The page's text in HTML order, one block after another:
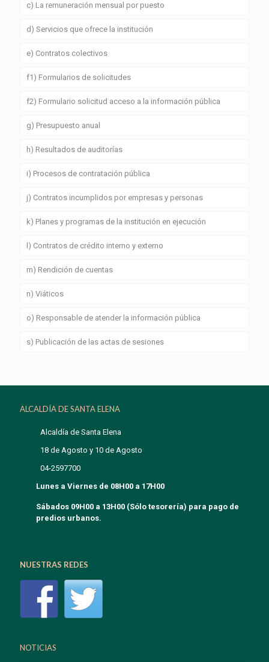
c) La remuneración mensual por puesto
d) Servicios que ofrece la institución
e) Contratos colectivos
f1) Formularios de solicitudes
f2) Formulario solicitud acceso a la información pública
g) Presupuesto anual
h) Resultados de auditorías
i) Procesos de contratación pública
j) Contratos incumplidos por empresas y personas
k) Planes y programas de la institución en ejecución
l) Contratos de crédito interno y externo
m) Rendición de cuentas
n) Viáticos
o) Responsable de atender la información pública
s) Publicación de las actas de sesiones
ALCALDÍA DE SANTA ELENA
Alcaldía de Santa Elena
18 de Agosto y 10 de Agosto
04-2597700
Lunes a Viernes de 08H00 a 17H00
Sábados 09H00 a 13H00 (Sólo tesorería) para pago de
predios urbanos.
NUESTRAS REDES
NOTICIAS